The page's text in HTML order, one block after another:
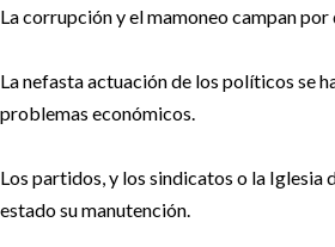
La corrupción y el mamoneo campan
La nefasta actuación de los políticos se
problemas económicos.
Los partidos, y los sindicatos o la Iglesia
estado su manutención.